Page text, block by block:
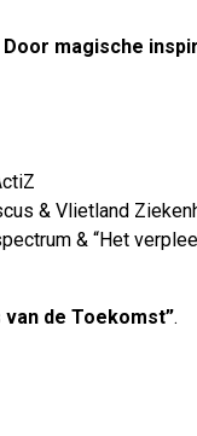
magische
& Vlietland
& “Het
de Toekomst”.